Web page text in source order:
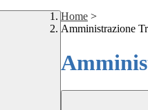
Home >
Amministrazione